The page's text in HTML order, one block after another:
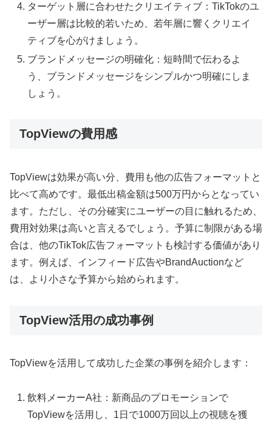
ターゲット層に合わせたクリエイティブ：TikTokのユ
ーザー層は比較的若いため、若年層に響くクリエイ
ティブを心がけましょう。
ブランドメッセージの明確化：短時間で伝わるよ
う、ブランドメッセージをシンプルかつ明確にしま
しょう。
TopViewの費用感
TopViewは効果が高い分、費用も他の広告フォーマットと
比べて高めです。最低出稿金額は500万円からとなってい
ます。ただし、その分確実にユーザーの目に触れるため、
費用対効果は高いと言えるでしょう。予算に制限がある場
合は、他のTikTok広告フォーマットも検討する価値があり
ます。例えば、インフィード広告やBrandAuctionなど
は、より小さな予算から始められます。
TopView活用の成功事例
TopViewを活用して成功した企業の事例を紹介します：
飲料メーカーA社：新商品のプロモーションで
TopViewを活用し、1日で1000万回以上の視聴を獲